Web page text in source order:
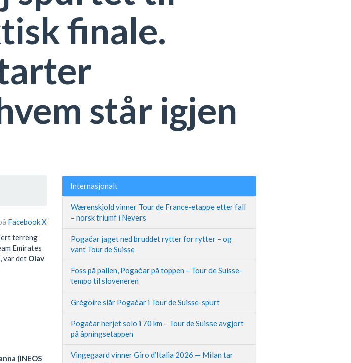
finale.
står igjen
FacebookX
terreng
Emirates
var det Olav
(INEOS
Internasjonalt
Wærenskjold vinner Tour de France-etappe etter fall
– norsk triumf i Nevers
Pogačar jaget ned bruddet rytter for rytter – og
vant Tour de Suisse
Foss på pallen, Pogačar på toppen – Tour de Suisse-
tempo til sloveneren
Grégoire slår Pogačar i Tour de Suisse-spurt
Pogačar herjet solo i 70 km – Tour de Suisse avgjort
på åpningsetappen
Vingegaard vinner Giro d’Italia 2026 — Milan tar